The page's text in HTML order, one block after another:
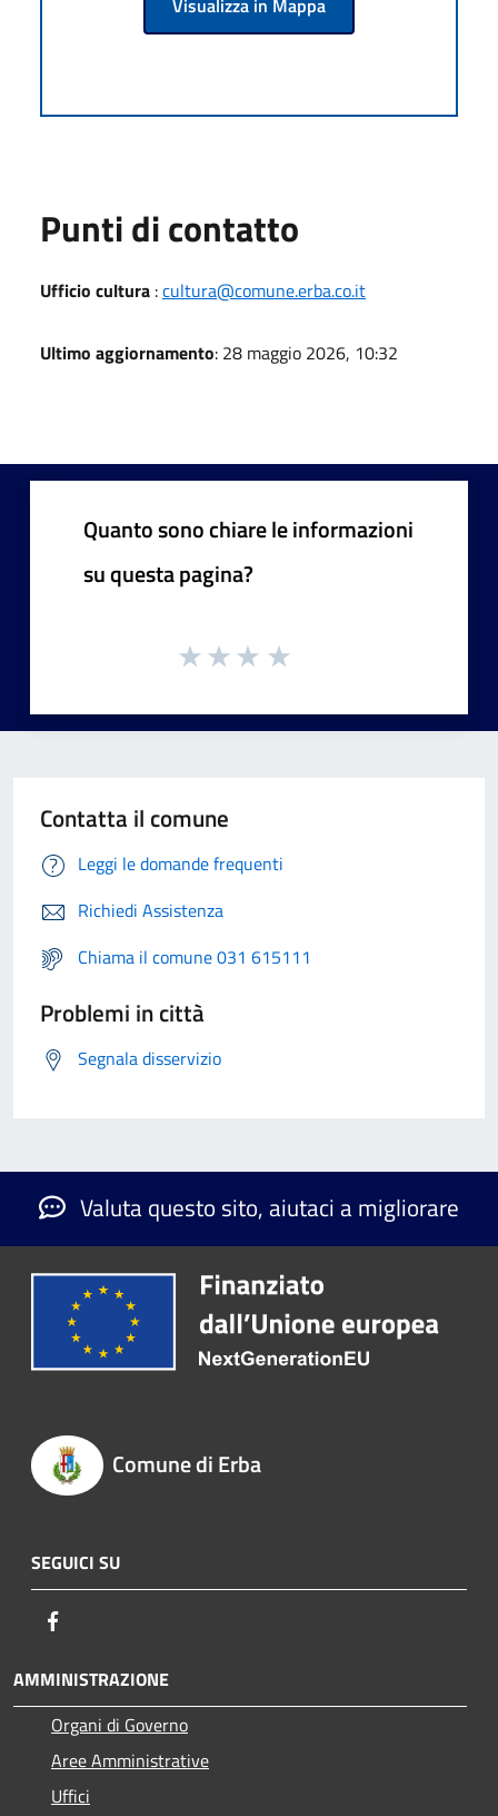
Punti di contatto
Ufficio cultura :cultura@comune.erba.co.it
Ultimo aggiornamento: 28 maggio 2026, 10:32
Quanto sono chiare le informazioni
su questa pagina?
Contatta il comune
Leggi le domande frequenti
Richiedi Assistenza
Chiama il comune 031 615111
Problemi in città
Segnala disservizio
Valuta questo sito, aiutaci a migliorare
Comune di Erba
SEGUICI SU
AMMINISTRAZIONE
Organi di Governo
Aree Amministrative
Uffici